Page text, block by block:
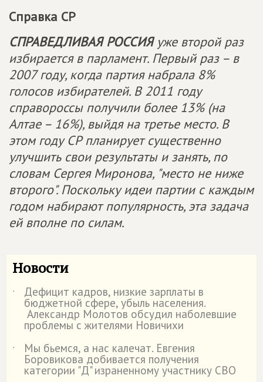
Справка СР
СПРАВЕДЛИВАЯ РОССИЯуже второй раз
избирается в парламент. Первый раз – в
2007 году, когда партия набрала 8%
голосов избирателей. В 2011 году
справороссы получили более 13% (на
Алтае – 16%), выйдя на третье место. В
этом году СР планирует существенно
улучшить свои результаты и занять, по
словам Сергея Миронова, "место не ниже
второго". Поскольку идеи партии с каждым
годом набирают популярность, эта задача
ей вполне по силам.
Новости
˙ Дефицит кадров, низкие зарплаты в
бюджетной сфере, убыль населения.
Александр Молотов обсудил наболевшие
проблемы с жителями Новичихи
˙
Мы бьемся, а нас калечат. Евгения
Боровикова добивается получения
категории "Д" израненному участнику СВО